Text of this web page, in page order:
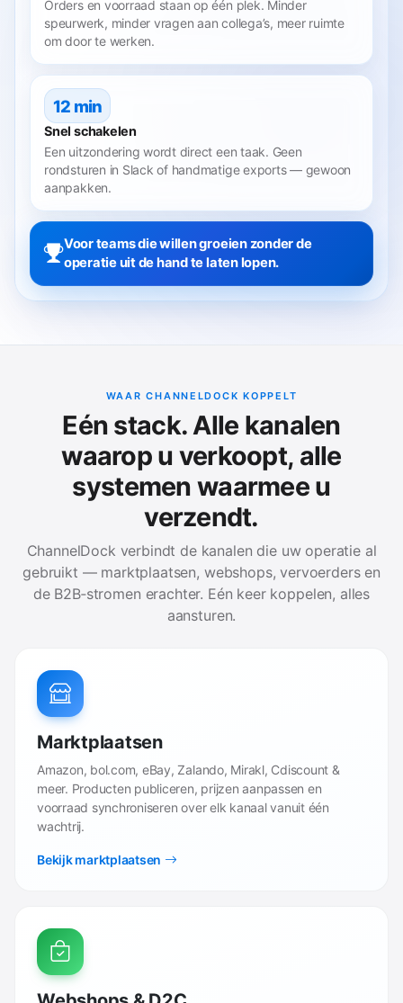
Orders en voorraad staan op één plek. Minder
speurwerk, minder vragen aan collega’s, meer ruimte
om door te werken.
12 min
Snel schakelen
Een uitzondering wordt direct een taak. Geen
rondsturen in Slack of handmatige exports — gewoon
aanpakken.
Voor teams die willen groeien zonder de
operatie uit de hand te laten lopen.
WAAR CHANNELDOCK KOPPELT
Eén stack. Alle kanalen
waarop u verkoopt, alle
systemen waarmee u
verzendt.
ChannelDock verbindt de kanalen die uw operatie al
gebruikt — marktplaatsen, webshops, vervoerders en
de B2B‑stromen erachter. Eén keer koppelen, alles
aansturen.
Marktplaatsen
Amazon, bol.com, eBay, Zalando, Mirakl, Cdiscount &
meer. Producten publiceren, prijzen aanpassen en
voorraad synchroniseren over elk kanaal vanuit één
wachtrij.
Bekijk marktplaatsen